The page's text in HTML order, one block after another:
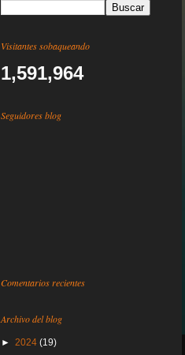
Visitantes sobaqueando
1,591,964
Seguidores blog
Comentarios recientes
Archivo del blog
► 2024 (19)